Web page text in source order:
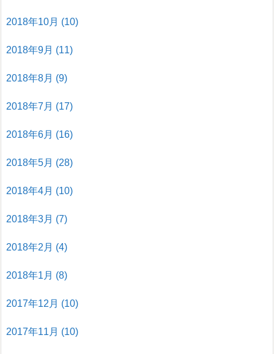
2018年10月 (10)
2018年9月 (11)
2018年8月 (9)
2018年7月 (17)
2018年6月 (16)
2018年5月 (28)
2018年4月 (10)
2018年3月 (7)
2018年2月 (4)
2018年1月 (8)
2017年12月 (10)
2017年11月 (10)